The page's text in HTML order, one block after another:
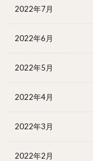
2022年7月
2022年6月
2022年5月
2022年4月
2022年3月
2022年2月